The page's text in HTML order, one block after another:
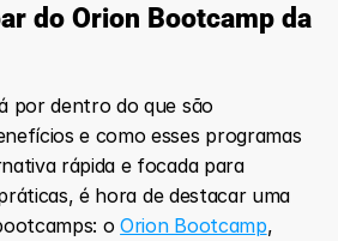
do Orion Bootcamp da
por dentro do que são
e como esses programas
rápida e focada para
é hora de destacar uma
o Orion Bootcamp,